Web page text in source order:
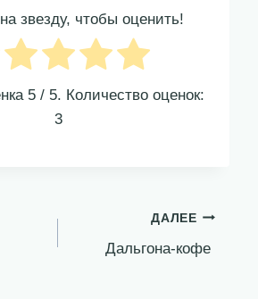
звезду, чтобы оценить!
5 / 5. Количество оценок:
3
ДАЛЕЕ
Дальгона-кофе